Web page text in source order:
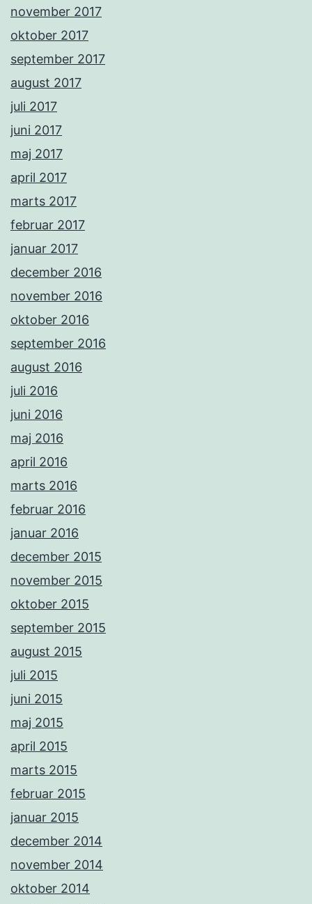
november 2017
oktober 2017
september 2017
august 2017
juli 2017
juni 2017
maj 2017
april 2017
marts 2017
februar 2017
januar 2017
december 2016
november 2016
oktober 2016
september 2016
august 2016
juli 2016
juni 2016
maj 2016
april 2016
marts 2016
februar 2016
januar 2016
december 2015
november 2015
oktober 2015
september 2015
august 2015
juli 2015
juni 2015
maj 2015
april 2015
marts 2015
februar 2015
januar 2015
december 2014
november 2014
oktober 2014